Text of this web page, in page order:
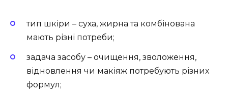
тип шкіри – суха, жирна та комбінована
мають різні потреби;
задача засобу – очищення, зволоження,
відновлення чи макіяж потребують різних
формул;